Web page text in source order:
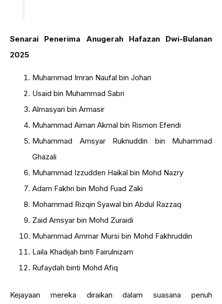
Senarai Penerima Anugerah Hafazan Dwi-Bulanan
2025
Muhammad Imran Naufal bin Johari
Usaid bin Muhammad Sabri
Almasyari bin Armasir
Muhammad Aiman Akmal bin Rismon Efendi
Muhammad Amsyar Ruknuddin bin Muhammad
Ghazali
Muhammad Izzudden Haikal bin Mohd Nazry
Adam Fakhri bin Mohd Fuad Zaki
Mohammad Rizqin Syawal bin Abdul Razzaq
Zaid Amsyar bin Mohd Zuraidi
Muhammad Ammar Mursi bin Mohd Fakhruddin
Laila Khadijah binti Fairulnizam
Rufaydah binti Mohd Afiq
Kejayaan mereka diraikan dalam suasana penuh